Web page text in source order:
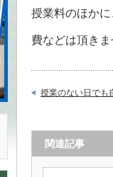
授業料のほか
費などは頂き
授業のない日でも
関連記事